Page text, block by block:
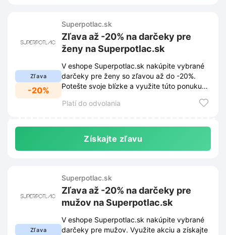
Zľava
-20%
Superpotlac.sk
Zľava až -20% na darčeky pre
ženy na Superpotlac.sk
V eshope Superpotlac.sk nakúpite vybrané
darčeky pre ženy so zľavou až do -20%.
Potešte svoje blízke a využite túto ponuku
Platí do odvolania
Získajte zľavu
Zľava
Superpotlac.sk
Zľava až -20% na darčeky pre
mužov na Superpotlac.sk
V eshope Superpotlac.sk nakúpite vybrané
darčeky pre mužov. Využite akciu a získajte